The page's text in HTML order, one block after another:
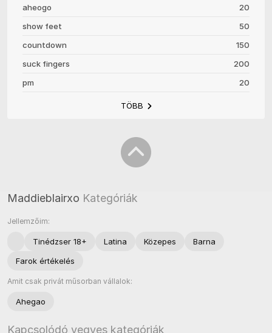
aheogo
20
show feet
50
countdown
150
suck fingers
200
pm
20
TÖBB
Maddieblairxo Kategóriák
Jellemzőim:
Tinédzser 18+ Latina Közepes
Barna
Farok értékelés
Amit csak privát műsorban vállalok:
Ahegao
Kapcsolódó vegyes kategóriák